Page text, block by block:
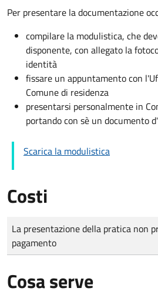
Per presentare la documentazione
compilare la modulistica, che
disponente, con allegato la
identità
fissare un appuntamento con
Comune di residenza
presentarsi personalmente in
portando con sè un documento
Scarica la modulistica
Costi
Tipo di pagamento
Importo
La presentazione della pratica non
pagamento
Cosa serve